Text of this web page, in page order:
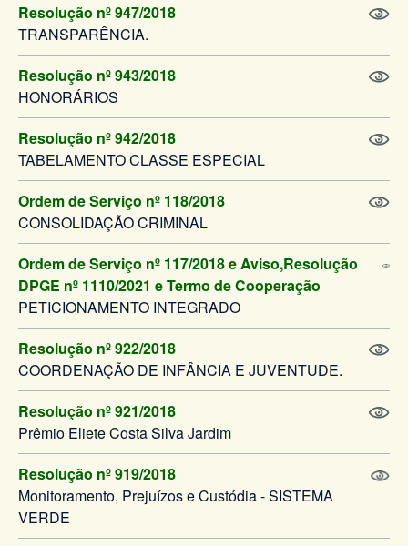
Resolução nº 947/2018
TRANSPARÊNCIA.
Resolução nº 943/2018
HONORÁRIOS
Resolução nº 942/2018
TABELAMENTO CLASSE ESPECIAL
Ordem de Serviço nº 118/2018
CONSOLIDAÇÃO CRIMINAL
Ordem de Serviço nº 117/2018 e Aviso,Resolução
DPGE nº 1110/2021 e Termo de Cooperação
PETICIONAMENTO INTEGRADO
Resolução nº 922/2018
COORDENAÇÃO DE INFÂNCIA E JUVENTUDE.
Resolução nº 921/2018
Prêmio Eliete Costa Silva Jardim
Resolução nº 919/2018
Monitoramento, Prejuízos e Custódia - SISTEMA
VERDE